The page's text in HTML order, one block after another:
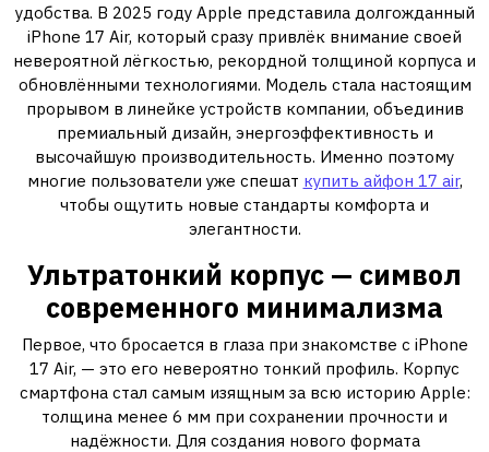
удобства. В 2025 году Apple представила долгожданный
iPhone 17 Air, который сразу привлёк внимание своей
невероятной лёгкостью, рекордной толщиной корпуса и
обновлёнными технологиями. Модель стала настоящим
прорывом в линейке устройств компании, объединив
премиальный дизайн, энергоэффективность и
высочайшую производительность. Именно поэтому
многие пользователи уже спешат купить айфон 17 air,
чтобы ощутить новые стандарты комфорта и
элегантности.
Ультратонкий корпус — символ
современного минимализма
Первое, что бросается в глаза при знакомстве с iPhone
17 Air, — это его невероятно тонкий профиль. Корпус
смартфона стал самым изящным за всю историю Apple:
толщина менее 6 мм при сохранении прочности и
надёжности. Для создания нового формата